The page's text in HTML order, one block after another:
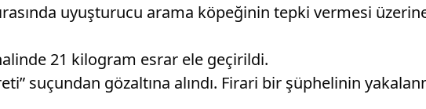
uyuşturucu arama köpeğinin tepki vermesi
21 kilogram esrar ele geçirildi.
suçundan gözaltına alındı. Firari bir şüphelinin